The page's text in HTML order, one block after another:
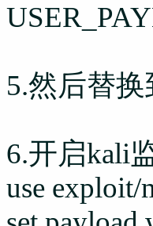
5.然后替
6.开启kali
use exploit/